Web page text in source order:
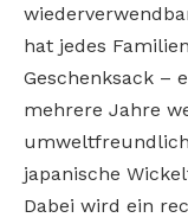
hat jedes
Geschenksack –
mehrere Jahre
japanische
Dabei wird ein